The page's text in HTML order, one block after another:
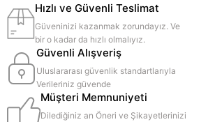
Hızlı ve Güvenli Teslimat
Güveninizi kazanmak zorundayız. Ve
bir o kadar da hızlı olmalıyız.
Güvenli Alışveriş
Uluslararası güvenlik standartlarıyla
Verileriniz güvende
Müşteri Memnuniyeti
Dilediğiniz an Öneri ve Şikayetlerinizi